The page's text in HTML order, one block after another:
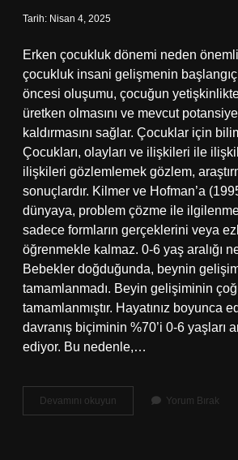
Tarih: Nisan 4, 2025
Erken çocukluk dönemi neden
çocukluk insani gelişmenin başlangıç
öncesi oluşumu, çocuğun
üretken olmasını ve mevcut
kaldırmasını sağlar. Çocuklar için
Çocukları, olayları ve ilişkileri ile
ilişkileri gözlemlemek gözlem,
sonuçlardır. Kilmer ve Hofman’a
dünyaya, problem çözme ile
sadece formların gerçeklerini veya
öğrenmekle kalmaz. 0-6 yaş aralığı
Bebekler doğduğunda, beynin
tamamlanmadı. Beyin gelişiminin
tamamlanmıştır. Hayatınız boyunca
davranış biçiminin %70’i 0-6 yaşları
ediyor. Bu nedenle,…
Devamını okuyun Çocukların
Bilimle
Yorum Bırak